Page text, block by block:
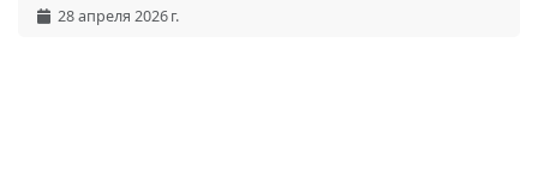
28 апреля 2026 г.